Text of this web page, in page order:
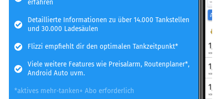
erfahren
Detaillierte Informationen zu über 14.000 Tankstellen
und 30.000 Ladesäulen
Flizzi empfiehlt dir den optimalen Tankzeitpunkt*
Viele weitere Features wie Preisalarm, Routenplaner*,
Android Auto uvm.
*aktives mehr-tanken+ Abo erforderlich